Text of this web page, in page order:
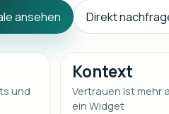
ansehen Direkt
und
Kontext
Vertrauen ist mehr
ein Widget